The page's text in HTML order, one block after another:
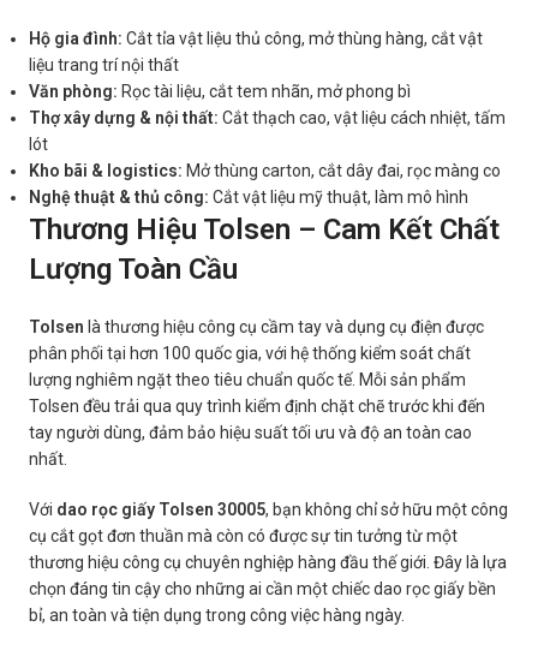
Hộ gia đình: Cắt tỉa vật liệu thủ công, mở thùng hàng, cắt vật
liệu trang trí nội thất
Văn phòng: Rọc tài liệu, cắt tem nhãn, mở phong bì
Thợ xây dựng & nội thất: Cắt thạch cao, vật liệu cách nhiệt, tấm
lót
Kho bãi & logistics: Mở thùng carton, cắt dây đai, rọc màng co
Nghệ thuật & thủ công: Cắt vật liệu mỹ thuật, làm mô hình
Thương Hiệu Tolsen – Cam Kết Chất
Lượng Toàn Cầu
Tolsen là thương hiệu công cụ cầm tay và dụng cụ điện được
phân phối tại hơn 100 quốc gia, với hệ thống kiểm soát chất
lượng nghiêm ngặt theo tiêu chuẩn quốc tế. Mỗi sản phẩm
Tolsen đều trải qua quy trình kiểm định chặt chẽ trước khi đến
tay người dùng, đảm bảo hiệu suất tối ưu và độ an toàn cao
nhất.
Với dao rọc giấy Tolsen 30005, bạn không chỉ sở hữu một công
cụ cắt gọt đơn thuần mà còn có được sự tin tưởng từ một
thương hiệu công cụ chuyên nghiệp hàng đầu thế giới. Đây là lựa
chọn đáng tin cậy cho những ai cần một chiếc dao rọc giấy bền
bỉ, an toàn và tiện dụng trong công việc hàng ngày.